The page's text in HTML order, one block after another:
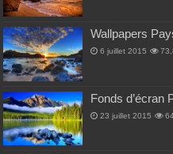
Wallpapers
6 juillet 2015
Fonds d’écran
23 juillet 2015